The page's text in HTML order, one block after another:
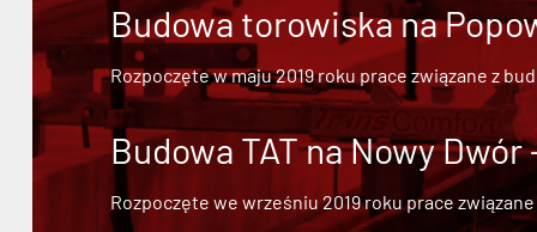
Budowa torowiska na
Rozpoczęte w maju 2019 roku prace związane z
Budowa TAT na Nowy Dwór
Rozpoczęte we wrześniu 2019 roku prace